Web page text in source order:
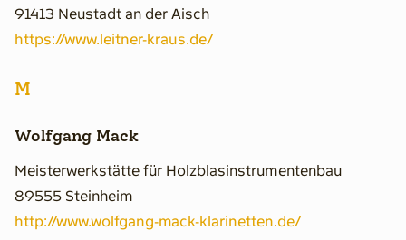
91413 Neustadt an der Aisch
https://www.leitner-kraus.de/
M
Wolfgang Mack
Meisterwerkstätte für Holzblasinstrumentenbau
89555 Steinheim
http://www.wolfgang-mack-klarinetten.de/